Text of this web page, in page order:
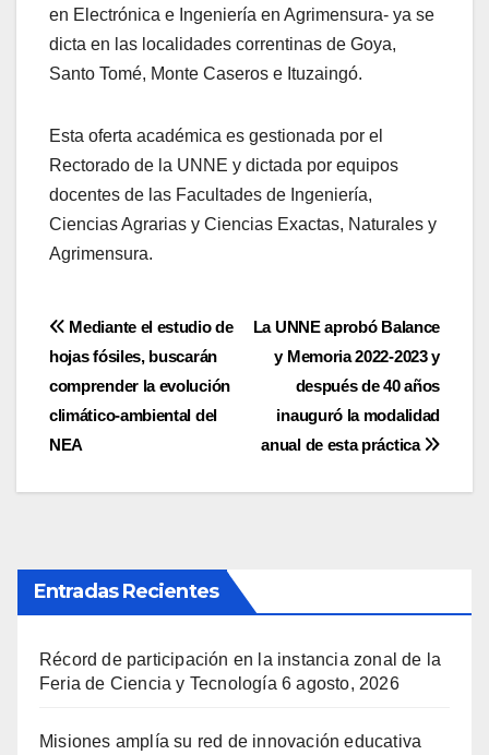
en Electrónica e Ingeniería en Agrimensura- ya se
dicta en las localidades correntinas de Goya,
Santo Tomé, Monte Caseros e Ituzaingó.
Esta oferta académica es gestionada por el
Rectorado de la UNNE y dictada por equipos
docentes de las Facultades de Ingeniería,
Ciencias Agrarias y Ciencias Exactas, Naturales y
Agrimensura.
Navegación
de
entradas
La UNNE aprobó Balance
y Memoria 2022-2023 y
después de 40 años
inauguró la modalidad
anual de esta práctica
Mediante el estudio de
hojas fósiles, buscarán
comprender la evolución
climático-ambiental del
NEA
Entradas Recientes
Récord de participación en la instancia zonal de la
Feria de Ciencia y Tecnología 6 agosto, 2026
Misiones amplía su red de innovación educativa